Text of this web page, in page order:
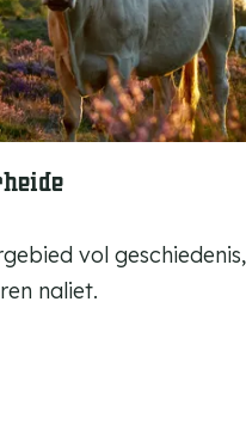
vol geschiedenis,
naliet.